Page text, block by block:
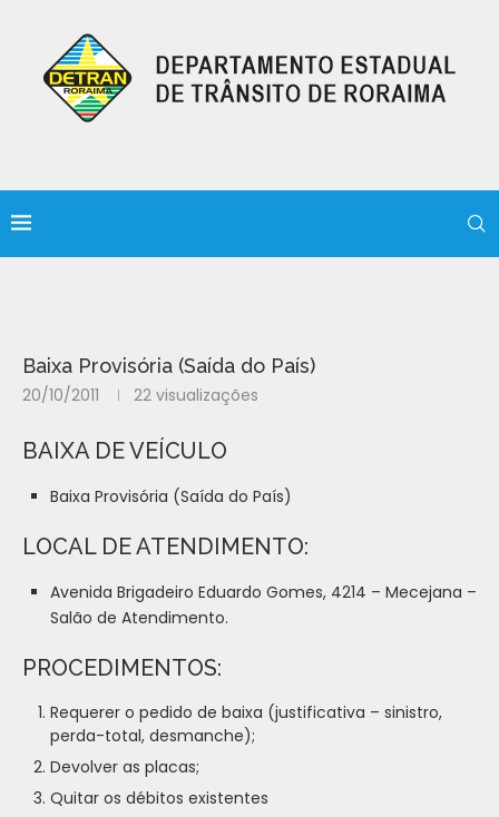
Baixa Provisória (Saída do País)
20/10/2011 22 visualizações
BAIXA DE VEÍCULO
Baixa Provisória (Saída do País)
LOCAL DE ATENDIMENTO:
Avenida Brigadeiro Eduardo Gomes, 4214 – Mecejana –
Salão de Atendimento.
PROCEDIMENTOS:
Requerer o pedido de baixa (justificativa – sinistro,
perda-total, desmanche);
Devolver as placas;
Quitar os débitos existentes